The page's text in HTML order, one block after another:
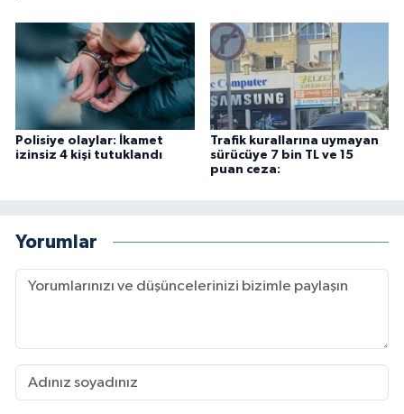
Polisiye olaylar: İkamet
izinsiz 4 kişi tutuklandı
Trafik kurallarına uymayan
sürücüye 7 bin TL ve 15
puan ceza:
Yorumlar